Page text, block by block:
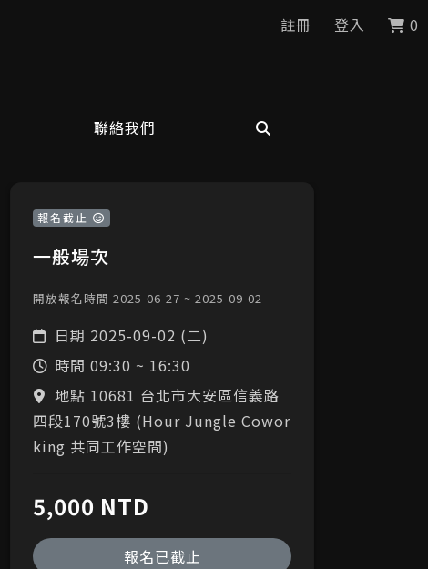
註冊 登入 0
聯絡我們
報名截止
一般場次
開放報名時間 2025-06-27 ~ 2025-09-02
日期 2025-09-02 (二)
時間 09:30 ~ 16:30
地點 10681 台北市大安區信義路
四段170號3樓 (Hour Jungle Cowor
king 共同工作空間)
5,000 NTD
報名已截止